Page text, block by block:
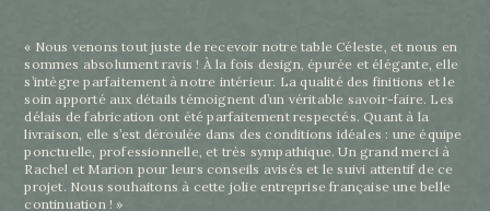
« Nous venons tout juste de recevoir notre table Céleste, et nous en
sommes absolument ravis ! À la fois design, épurée et élégante, elle
s’intègre parfaitement à notre intérieur. La qualité des finitions et le
soin apporté aux détails témoignent d’un véritable savoir-faire. Les
délais de fabrication ont été parfaitement respectés. Quant à la
livraison, elle s’est déroulée dans des conditions idéales : une équipe
ponctuelle, professionnelle, et très sympathique. Un grand merci à
Rachel et Marion pour leurs conseils avisés et le suivi attentif de ce
projet. Nous souhaitons à cette jolie entreprise française une belle
continuation ! »